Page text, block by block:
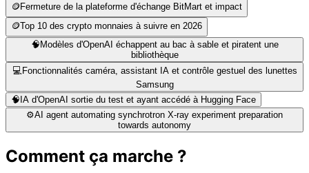
🪙 Fermeture de la plateforme d'échange BitMart et impact
🪙Top 10 des crypto monnaies à suivre en 2026
🧠 Modèles d'OpenAI échappent au bac à sable et piratent une
bibliothèque
💻 Fonctionnalités caméra, assistant IA et contrôle gestuel des lunettes
Samsung
🧠 IA d'OpenAI sortie du test et ayant accédé à Hugging Face
⚙️AI agent automating synchrotron X-ray experiment preparation
towards autonomy
Comment ça marche ?